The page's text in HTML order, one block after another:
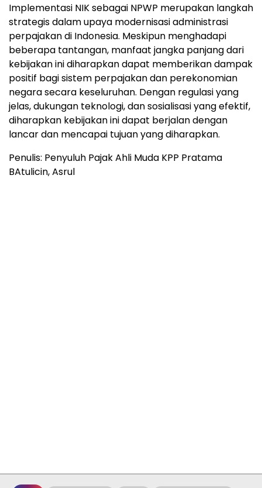
Implementasi NIK sebagai NPWP merupakan langkah
strategis dalam upaya modernisasi administrasi
perpajakan di Indonesia. Meskipun menghadapi
beberapa tantangan, manfaat jangka panjang dari
kebijakan ini diharapkan dapat memberikan dampak
positif bagi sistem perpajakan dan perekonomian
negara secara keseluruhan. Dengan regulasi yang
jelas, dukungan teknologi, dan sosialisasi yang efektif,
diharapkan kebijakan ini dapat berjalan dengan
lancar dan mencapai tujuan yang diharapkan.
Penulis: Penyuluh Pajak Ahli Muda KPP Pratama
BAtulicin, Asrul